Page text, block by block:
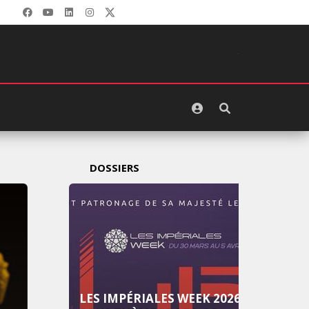
DOSSIERS
LES IMPÉRIALES WEEK 2026